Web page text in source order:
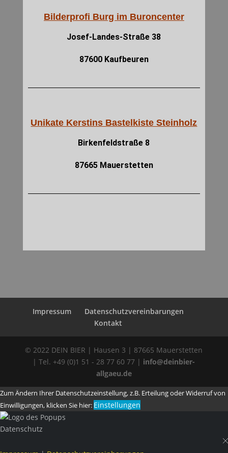
Bilderprofi Burg im Buroncenter
Josef-Landes-Straße 38
87600 Kaufbeuren
Unikate Kerstins Bastelkiste Steinholz
Birkenfeldstraße 8
87665 Mauerstetten
Impressum
Datenschutzvereinbarungen
Kontakt
© 2022 DEIN BIER | Hausen 3 | 87665 Mauerstetten
| Tel. +49 (0)1 51 - 28 77 60 77 | info@deinbier-
allgaeu.de
Zum Ändern Ihrer Datenschutzeinstellung, z.B. Erteilung oder Widerruf von
Einwilligungen, klicken Sie hier: Einstellungen
Datenschutz